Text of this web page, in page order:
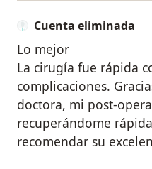
Cuenta eliminada
Lo mejor
La cirugía fue rápida
complicaciones.
doctora, mi post-
recuperándome
recomendar su